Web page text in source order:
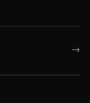
→